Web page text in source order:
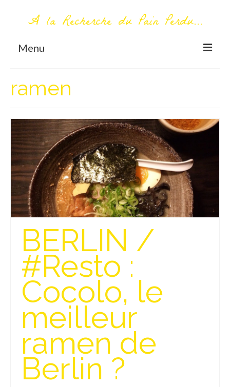
A la Recherche du Pain Perdu...
Menu
Première visite – A propos
Me contacter
AUTOUR DU MONDE
AFRIQUE
La Réunion
AMERIQUE DU SUD
Isla del Sol
Lac Titicaca
Salar d’Uyuni
Sucre
Chili
Paraguay
Pérou
ramen
BERLIN /
#Resto :
Cocolo, le
meilleur
ramen de
Berlin ?